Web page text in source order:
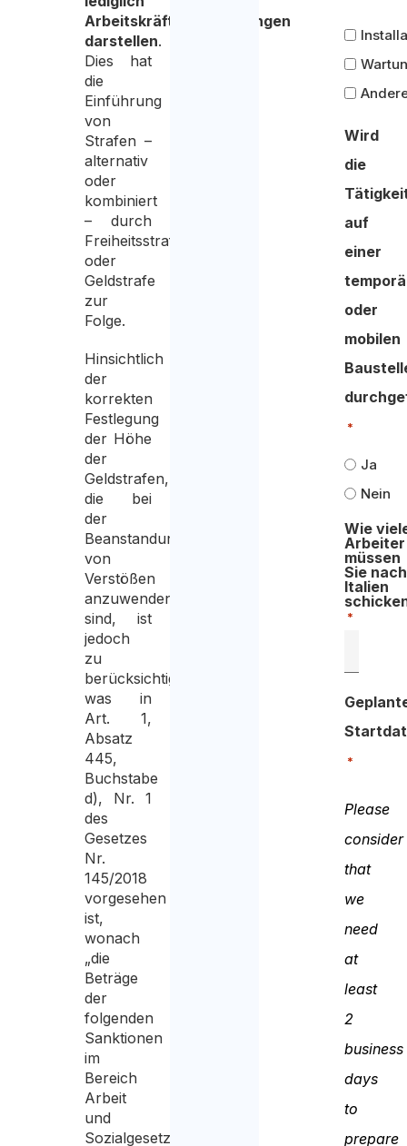
Arbeitskräfteüberlassungen
darstellen.
Dies hat
die
Einführung
von
Strafen –
alternativ
oder
kombiniert
– durch
Freiheitsstrafe
oder
Geldstrafe
zur
Folge.
Hinsichtlich
der
korrekten
Festlegung
der Höhe
der
Geldstrafen,
die bei
der
Beanstandung
von
Verstößen
anzuwenden
sind, ist
jedoch
zu
berücksichtigen,
was in
Art. 1,
Absatz
445,
Buchstabe
d), Nr. 1
des
Gesetzes
Nr.
145/2018
vorgesehen
ist,
wonach
„die
Beträge
der
folgenden
Sanktionen
im
Bereich
Arbeit
und
Sozialgesetzgebung
Wird
die
auf
einer
oder
mobilen
*
Ja
Nein
Wie
Arbeiter
müssen
Sie nach
Italien
*
*
Please
consider
that
we
need
at
least
2
business
days
to
prepare